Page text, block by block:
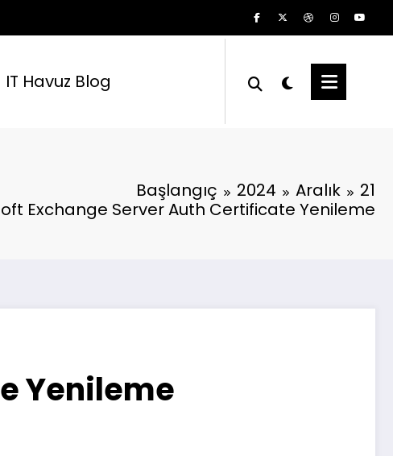
IT Havuz Blog
Başlangıç 2024 Aralık
21
Exchange Server Auth Certificate Yenileme
Yenileme